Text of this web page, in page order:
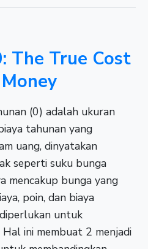
The True Cost
(0) adalah ukuran
tahunan yang
uang, dinyatakan
seperti suku bunga
mencakup bunga yang
poin, dan biaya
untuk
ini membuat 2 menjadi